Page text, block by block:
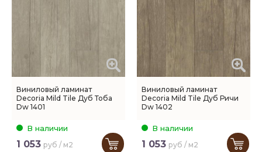
Виниловый ламинат
Decoria Mild Tile Дуб Тоба
Dw 1401
В наличии
1 053 руб / м2
Виниловый ламинат
Decoria Mild Tile Дуб Ричи
Dw 1402
В наличии
1 053 руб / м2